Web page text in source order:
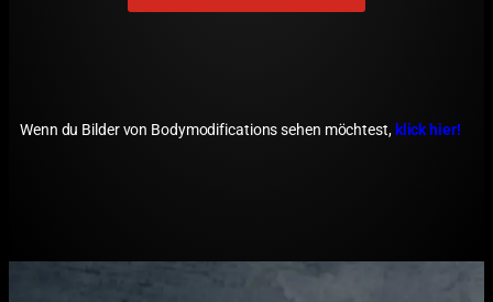
Wenn du Bilder von Bodymodifications sehen möchtest,klick hier!